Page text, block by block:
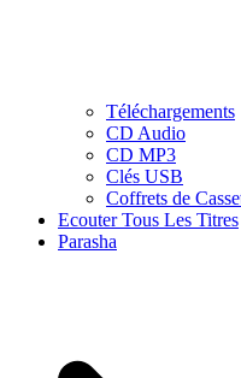
Téléchargements
CD Audio
CD MP3
Clés USB
Coffrets de
Ecouter Tous Les Titres
Parasha